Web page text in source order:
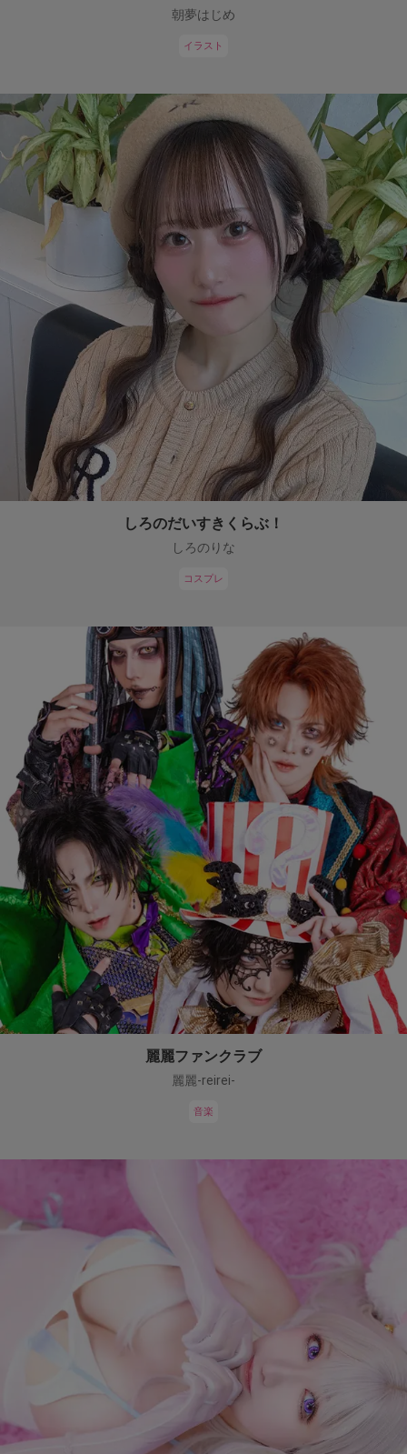
朝夢はじめ
イラスト
しろのだいすきくらぶ！
しろのりな
コスプレ
麗麗ファンクラブ
麗麗-reirei-
音楽